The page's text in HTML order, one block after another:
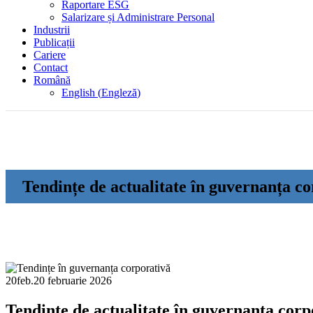
Raportare ESG
Salarizare și Administrare Personal
Industrii
Publicații
Cariere
Contact
Română
English (Engleză)
Tendințe de actualitate în guvernanța
20feb.20 februarie 2026